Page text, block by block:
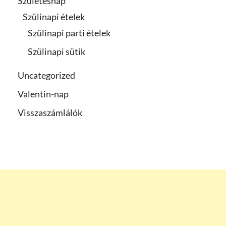
Szülinapi ételek
Szülinapi parti ételek
Szülinapi sütik
Uncategorized
Valentin-nap
Visszaszámlálók